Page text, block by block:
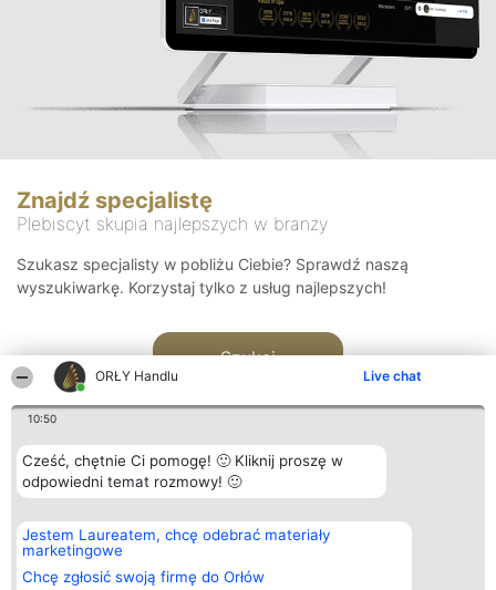
ORŁY Handlu Live chat
10:50
Cześć, chętnie Ci pomogę! 🙂 Kliknij proszę w
odpowiedni temat rozmowy! 🙂
Jestem Laureatem, chcę odebrać materiały
marketingowe
Chcę zgłosić swoją firmę do Orłów
Znajdź specjalistę
Plebiscyt skupia najlepszych w branży
Szukasz specjalisty w pobliżu Ciebie? Sprawdź naszą
wyszukiwarkę. Korzystaj tylko z usług najlepszych!
Szukaj
Organizator plebiscytu
Bright Side Solutions sp. z o.
o. sp. k.
ul. Ruska 22
Wrocław 50-079
Plebiscyt
Laureaci
wszystkich
Laureatów
Kontakt
Kontakt